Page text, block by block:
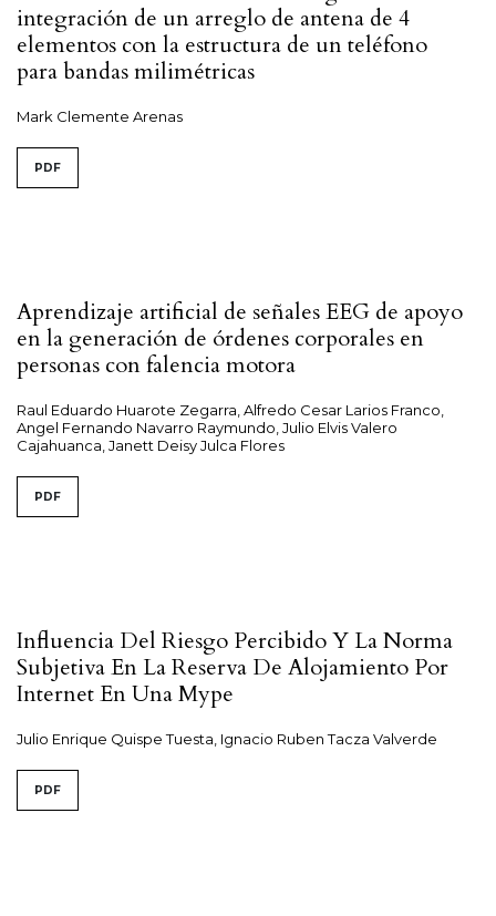
integración de un arreglo de antena de 4
elementos con la estructura de un teléfono
para bandas milimétricas
Mark Clemente Arenas
PDF
Aprendizaje artificial de señales EEG de apoyo
en la generación de órdenes corporales en
personas con falencia motora
Raul Eduardo Huarote Zegarra, Alfredo Cesar Larios Franco,
Angel Fernando Navarro Raymundo, Julio Elvis Valero
Cajahuanca, Janett Deisy Julca Flores
PDF
Influencia Del Riesgo Percibido Y La Norma
Subjetiva En La Reserva De Alojamiento Por
Internet En Una Mype
Julio Enrique Quispe Tuesta, Ignacio Ruben Tacza Valverde
PDF